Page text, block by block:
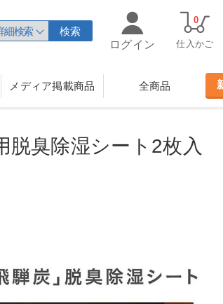
細検索
検索
ログイン
仕入かご
0
メディア掲載商品 全商品
脱臭除湿シート2枚入